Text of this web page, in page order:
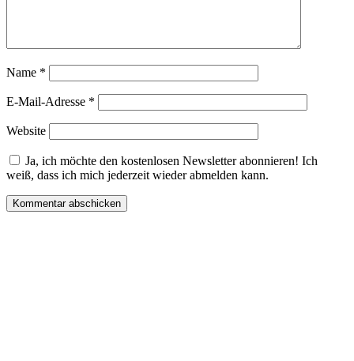
Name *
E-Mail-Adresse *
Website
Ja, ich möchte den kostenlosen Newsletter abonnieren! Ich
weiß, dass ich mich jederzeit wieder abmelden kann.